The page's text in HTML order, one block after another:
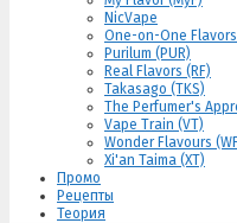
NicVape
One-on-One
Purilum (PUR)
Real Flavors (RF)
Takasago (TKS)
The Perfumer's
Vape Train (VT)
Wonder Flavours
Xi'an Taima (XT)
Промо
Рецепты
Теория